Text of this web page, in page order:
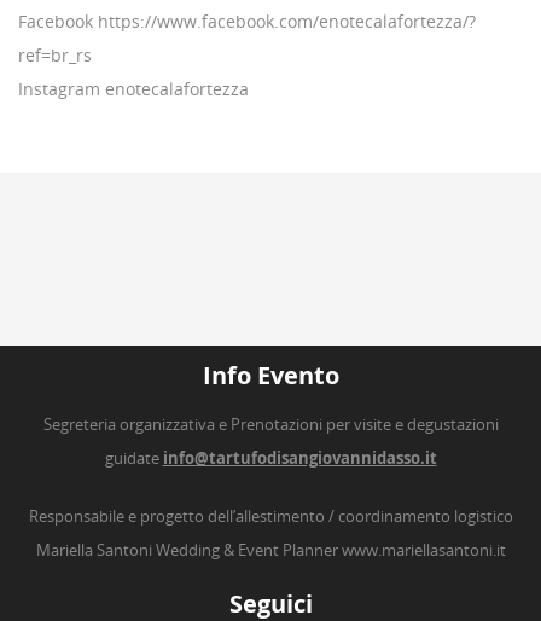
Facebook https://www.facebook.com/enotecalafortezza/?
ref=br_rs
Instagram enotecalafortezza
Info Evento
Segreteria organizzativa e Prenotazioni per visite e degustazioni
guidate info@tartufodisangiovannidasso.it
Responsabile e progetto dell’allestimento / coordinamento logistico
Mariella Santoni Wedding & Event Plannerwww.mariellasantoni.it
Seguici